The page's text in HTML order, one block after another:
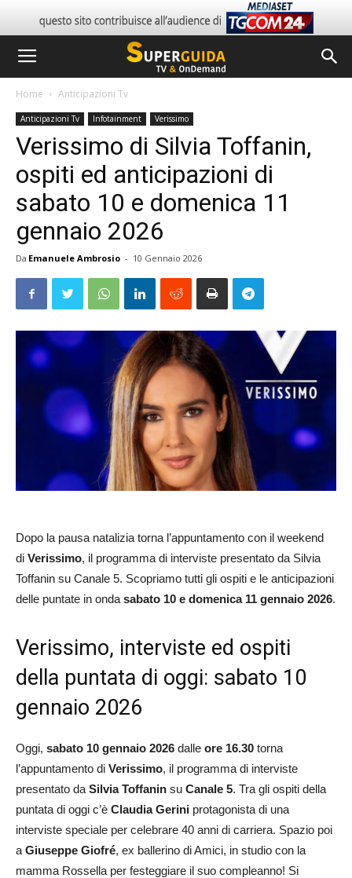
Home Anticipazioni Tv
Anticipazioni Tv Infotainment Verissimo
Verissimo di Silvia Toffanin,
ospiti ed anticipazioni di
sabato 10 e domenica 11
gennaio 2026
Da Emanuele Ambrosio - 10 Gennaio 2026
Dopo la pausa natalizia torna l’appuntamento con il weekend
di Verissimo, il programma di interviste presentato da Silvia
Toffanin su Canale 5. Scopriamo tutti gli ospiti e le anticipazioni
delle puntate in onda sabato 10 e domenica 11 gennaio 2026.
Verissimo, interviste ed ospiti
della puntata di oggi: sabato 10
gennaio 2026
Oggi, sabato 10 gennaio 2026 dalle ore 16.30 torna
l’appuntamento di Verissimo, il programma di interviste
presentato da Silvia Toffanin su Canale 5. Tra gli ospiti della
puntata di oggi c’è Claudia Gerini protagonista di una
interviste speciale per celebrare 40 anni di carriera. Spazio poi
a Giuseppe Giofré, ex ballerino di Amici, in studio con la
mamma Rossella per festeggiare il suo compleanno! Si